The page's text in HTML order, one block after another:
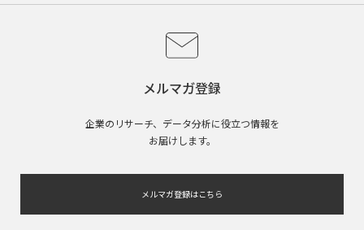
メルマガ登録
企業のリサーチ、データ分析に役立つ情報を
お届けします。
メルマガ登録はこちら